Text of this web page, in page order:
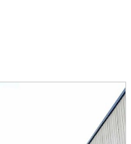
и
вращается
на открытом
/ Pilot
/ двигатель